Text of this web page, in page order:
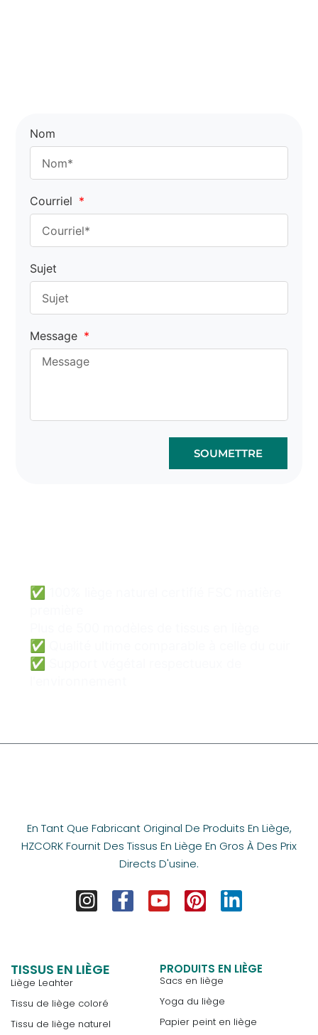
Nom
Courriel
Sujet
Message
SOUMETTRE
✅ 100% liège naturel certifié FSC matière
✅ Qualité ultime comparable à celle du cuir
✅ Support végétal respectueux de
En Tant Que Fabricant Original De Produits En Liège,
HZCORK Fournit Des Tissus En Liège En Gros À Des Prix
Directs D'usine.
TISSUS EN LIÈGE
Liège Leahter
Tissu de liège coloré
Tissu de liège naturel
PRODUITS EN LIÈGE
Sacs en liège
Yoga du liège
Papier peint en liège